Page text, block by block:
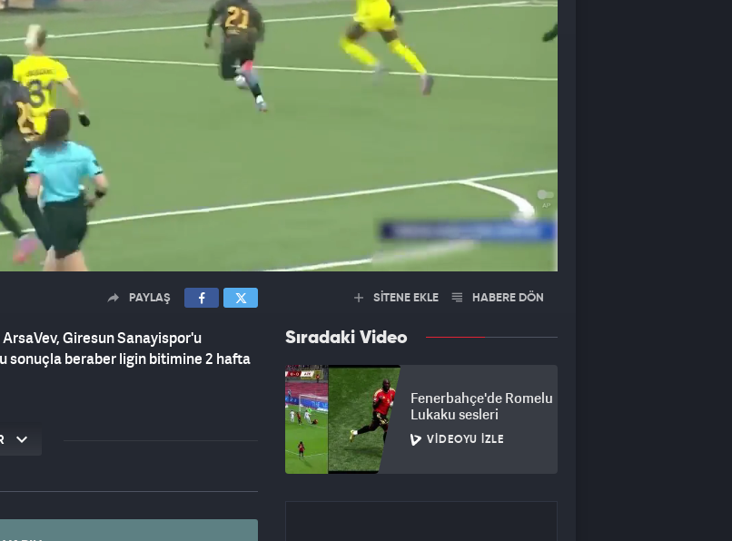
PAYLAŞ
Giresun Sanayispor'u
sonuçla beraber ligin bitimine 2 hafta
SİTENE EKLE HABERE DÖN
Sıradaki Video
Fenerbahçe'de Romelu
Lukaku sesleri
VIDEOYU İZLE